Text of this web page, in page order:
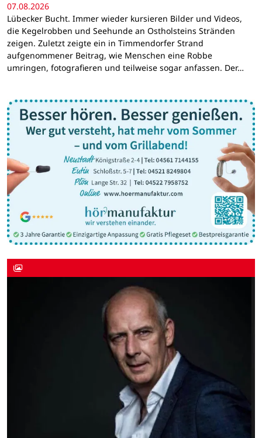
07.08.2026
Lübecker Bucht. Immer wieder kursieren Bilder und Videos,
die Kegelrobben und Seehunde an Ostholsteins Stränden
zeigen. Zuletzt zeigte ein in Timmendorfer Strand
aufgenommener Beitrag, wie Menschen eine Robbe
umringen, fotografieren und teilweise sogar anfassen. Der…